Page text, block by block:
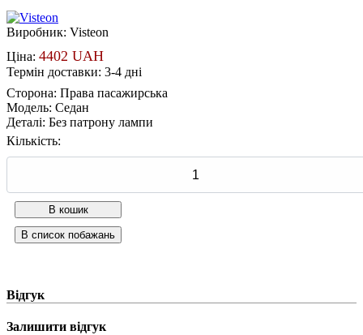
Виробник: Visteon
Ціна: 4402 UAH
Термін доставки: 3-4 дні
Сторона: Права пасажирська
Модель: Седан
Деталі: Без патрону лампи
Кількість:
Відгук
Залишити відгук